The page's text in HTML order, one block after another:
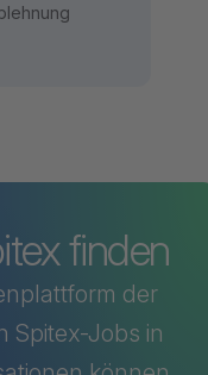
finden
der
Spitex-Jobs in